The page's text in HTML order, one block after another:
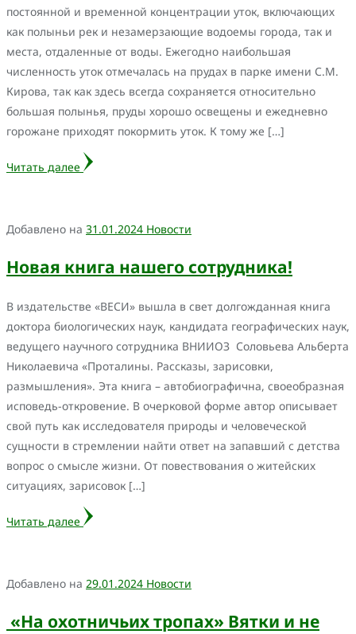
постоянной и временной концентрации уток, включающих
как полыньи рек и незамерзающие водоемы города, так и
места, отдаленные от воды. Ежегодно наибольшая
численность уток отмечалась на прудах в парке имени С.М.
Кирова, так как здесь всегда сохраняется относительно
большая полынья, пруды хорошо освещены и ежедневно
горожане приходят покормить уток. К тому же […]
Читать далее
Добавлено на 31.01.2024 Новости
Новая книга нашего сотрудника!
В издательстве «ВЕСИ» вышла в свет долгожданная книга
доктора биологических наук, кандидата географических наук,
ведущего научного сотрудника ВНИИОЗ Соловьева Альберта
Николаевича «Проталины. Рассказы, зарисовки,
размышления». Эта книга – автобиографична, своеобразная
исповедь-откровение. В очерковой форме автор описывает
свой путь как исследователя природы и человеческой
сущности в стремлении найти ответ на запавший с детства
вопрос о смысле жизни. От повествования о житейских
ситуациях, зарисовок […]
Читать далее
Добавлено на 29.01.2024 Новости
«На охотничьих тропах» Вятки и не